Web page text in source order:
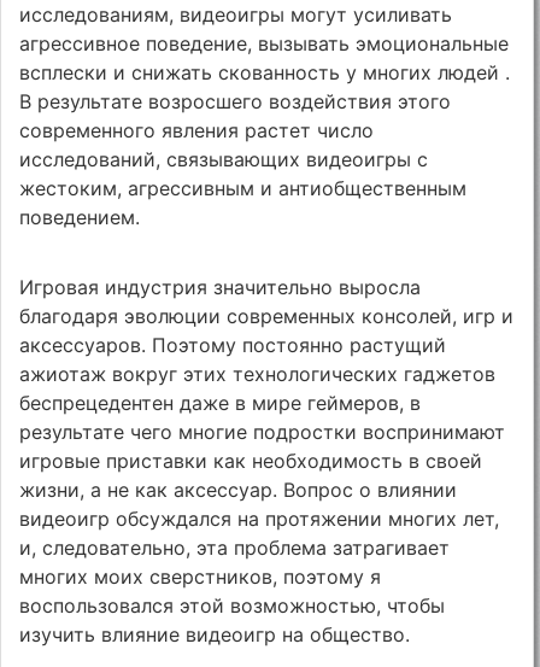
исследованиям, видеоигры могут усиливать
агрессивное поведение, вызывать эмоциональные
всплески и снижать скованность у многих людей .
В результате возросшего воздействия этого
современного явления растет число
исследований, связывающих видеоигры с
жестоким, агрессивным и антиобщественным
поведением.
Игровая индустрия значительно выросла
благодаря эволюции современных консолей, игр и
аксессуаров. Поэтому постоянно растущий
ажиотаж вокруг этих технологических гаджетов
беспрецедентен даже в мире геймеров, в
результате чего многие подростки воспринимают
игровые приставки как необходимость в своей
жизни, а не как аксессуар. Вопрос о влиянии
видеоигр обсуждался на протяжении многих лет,
и, следовательно, эта проблема затрагивает
многих моих сверстников, поэтому я
воспользовался этой возможностью, чтобы
изучить влияние видеоигр на общество.